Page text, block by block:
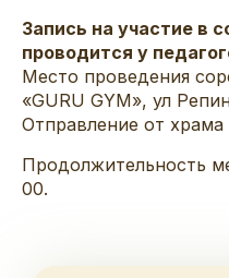
Запись на участие в
проводится у
Место проведения
«GURU GYM», ул
Отправление от храма
Продолжительность
00.